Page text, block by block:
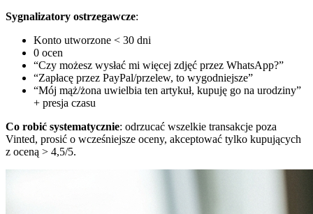
Sygnalizatory ostrzegawcze:
Konto utworzone < 30 dni
0 ocen
“Czy możesz wysłać mi więcej zdjęć przez WhatsApp?”
“Zapłacę przez PayPal/przelew, to wygodniejsze”
“Mój mąż/żona uwielbia ten artykuł, kupuję go na urodziny”
+ presja czasu
Co robić systematycznie: odrzucać wszelkie transakcje poza
Vinted, prosić o wcześniejsze oceny, akceptować tylko kupujących
z oceną > 4,5/5.